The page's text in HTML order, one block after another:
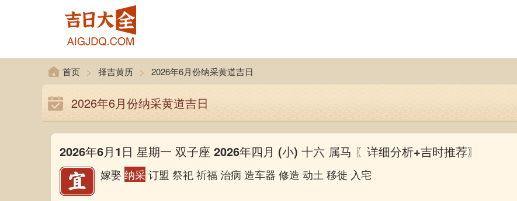
首页 > 择吉黄历 > 2026年6月份纳采黄道吉日
2026年6月份纳采黄道吉日
2026年6月1日 星期一 双子座 2026年四月 (小) 十六 属马 〖详细分析+吉时推荐〗
嫁娶纳采订盟 祭祀 祈福 治病 造车器 修造 动土 移徙 入宅